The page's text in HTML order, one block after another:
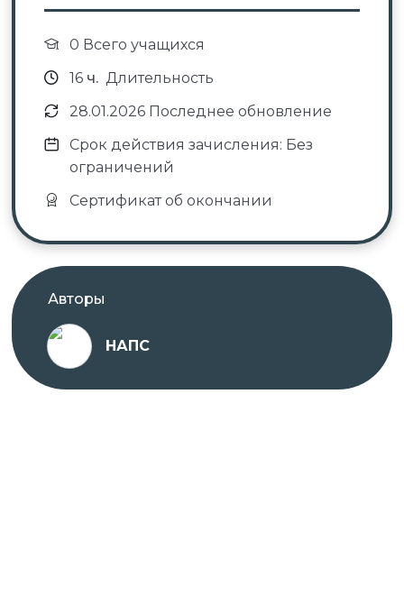
0 Всего учащихся
16ч. Длительность
28.01.2026 Последнее обновление
Срок действия зачисления: Без
ограничений
Сертификат об окончании
Авторы
НАПС